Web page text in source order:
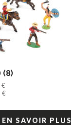
(8)
€
€
EN SAVOIR PLUS